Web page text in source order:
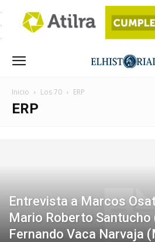
Inicio Los 70 ERP
ERP
Entrevista a Marcos
Mario Roberto Santucho
Fernando Vaca Narvaja